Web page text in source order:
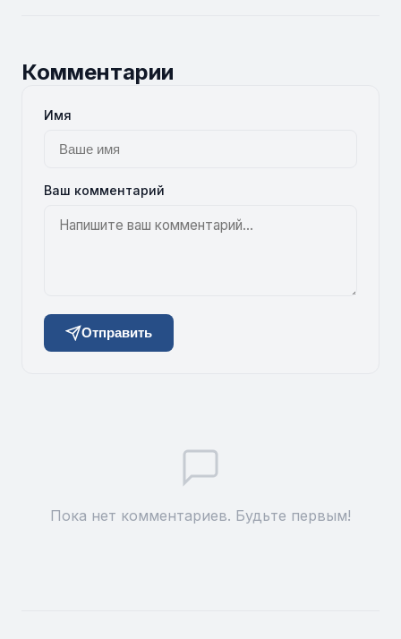
Комментарии
Имя
Ваш комментарий
Отправить
Пока нет комментариев. Будьте первым!